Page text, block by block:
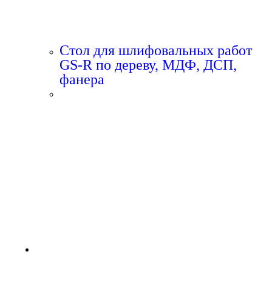
Стол для шлифовальных работ
GS-R по дереву, МДФ, ДСП,
фанера